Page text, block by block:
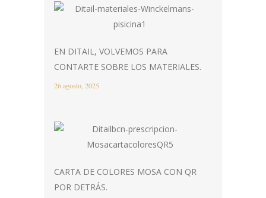
EN DITAIL, VOLVEMOS PARA
CONTARTE SOBRE LOS MATERIALES.
26 agosto, 2025
CARTA DE COLORES MOSA CON QR
POR DETRÁS.